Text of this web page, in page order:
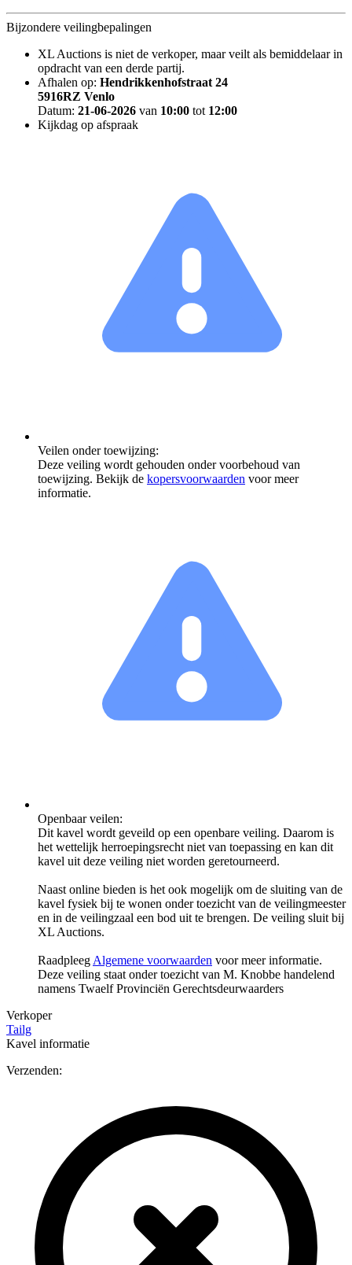
Bijzondere veilingbepalingen
XL Auctions is niet de verkoper, maar veilt als bemiddelaar in
opdracht van een derde partij.
Afhalen op: Hendrikkenhofstraat 24
5916RZ Venlo
Datum: 21-06-2026 van 10:00 tot 12:00
Kijkdag op afspraak
Veilen onder toewijzing:
Deze veiling wordt gehouden onder voorbehoud van
toewijzing. Bekijk de kopersvoorwaarden voor meer
informatie.
Openbaar veilen:
Dit kavel wordt geveild op een openbare veiling. Daarom is
het wettelijk herroepingsrecht niet van toepassing en kan dit
kavel uit deze veiling niet worden geretourneerd.
Naast online bieden is het ook mogelijk om de sluiting van de
kavel fysiek bij te wonen onder toezicht van de veilingmeester
en in de veilingzaal een bod uit te brengen. De veiling sluit bij
XL Auctions.
Raadpleeg Algemene voorwaarden voor meer informatie.
Deze veiling staat onder toezicht van M. Knobbe handelend
namens Twaelf Provinciën Gerechtsdeurwaarders
Verkoper
Tailg
Kavel informatie
Verzenden: